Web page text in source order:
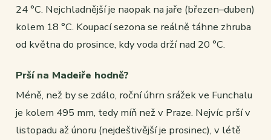
24 °C. Nejchladnější je naopak na jaře (březen–duben)
kolem 18 °C. Koupací sezona se reálně táhne zhruba
od května do prosince, kdy voda drží nad 20 °C.
Prší na Madeiře hodně?
Méně, než by se zdálo, roční úhrn srážek ve Funchalu
je kolem 495 mm, tedy míň než v Praze. Nejvíc prší v
listopadu až únoru (nejdeštivější je prosinec), v létě